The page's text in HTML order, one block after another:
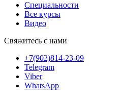
Специальности
Все курсы
Видео
Свяжитесь с нами
+7(902)814-23-09
Telegram
Viber
WhatsApp